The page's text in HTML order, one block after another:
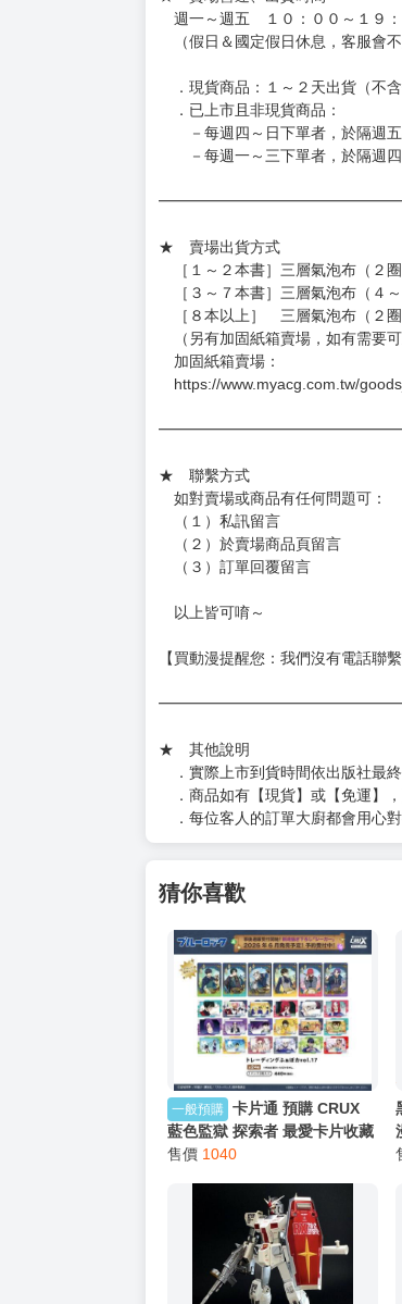
◆日本精品為受注代購性質，結單
◆日本精品圖像僅供參考，設計及
約發售後1個月-2個月抵台。
◆如遇缺貨或砍單，將另行通知並
週一～週五 １０：００～１９：
（假日＆國定假日休息，客服會
．現貨商品：１～２天出貨（不含
．已上市且非現貨商品：
－每週四～日下單者，於隔週五
－每週一～三下單者，於隔週四
★ 賣場出貨方式
［１～２本書］三層氣泡布（２圈
［３～７本書］三層氣泡布（４
［８本以上］ 三層氣泡布（２圈
（另有加固紙箱賣場，如有需要可
https://www.myacg.com.tw/
（１）私訊留言
（２）於賣場商品頁留言
（３）訂單回覆留言
【買動漫提醒您：我們沒有電話聯
★ 其他說明
．實際上市到貨時間依出版社最終
．商品如有【現貨】或【免運】
．每位客人的訂單大廚都會用心對
猜你喜歡